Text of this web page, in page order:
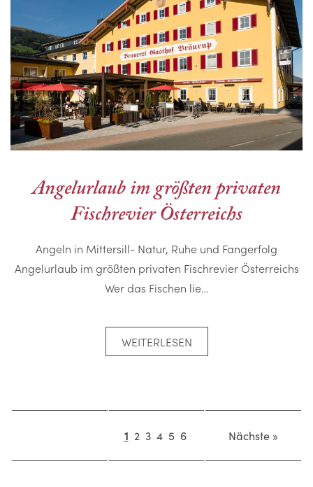
Angelurlaub im größten privaten
Fischrevier Österreichs
Angeln in Mittersill- Natur, Ruhe und Fangerfolg
Angelurlaub im größten privaten Fischrevier Österreichs
Wer das Fischen lie…
WEITERLESEN
1 2 3 4 5 6 Nächste »